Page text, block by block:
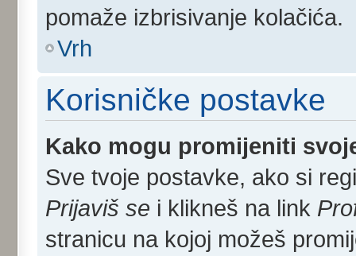
pomaže izbrisivanje kolačića.
Vrh
Korisničke postavke
Kako mogu promijeniti
Sve tvoje postavke, ako si
Prijaviš se i klikneš na link
stranicu na kojoj možeš